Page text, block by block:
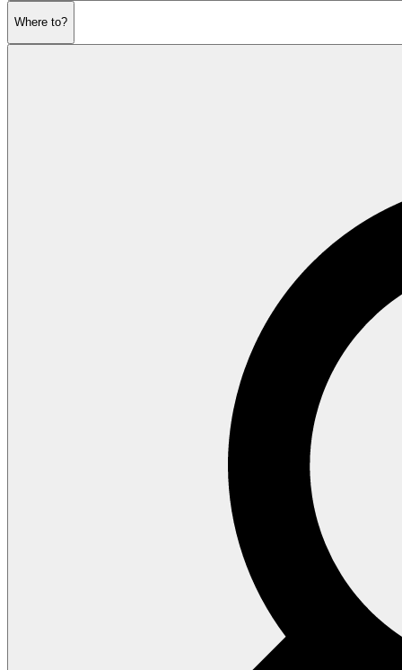
Where to?